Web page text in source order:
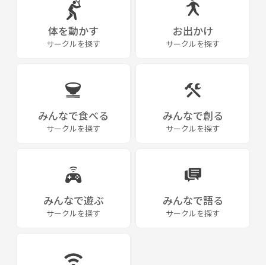
体を動かす
サークルを探す
お出かけ
サークルを探す
みんなで食べる
サークルを探す
みんなで創る
サークルを探す
みんなで遊ぶ
サークルを探す
みんなで語る
サークルを探す